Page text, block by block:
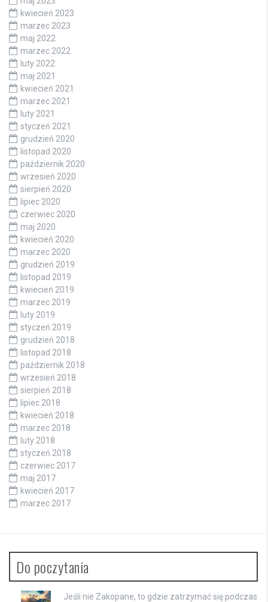
kwiecień 2023
marzec 2023
maj 2022
marzec 2022
luty 2022
maj 2021
kwiecień 2021
marzec 2021
luty 2021
styczeń 2021
grudzień 2020
listopad 2020
październik 2020
wrzesień 2020
sierpień 2020
lipiec 2020
czerwiec 2020
maj 2020
kwiecień 2020
marzec 2020
grudzień 2019
listopad 2019
kwiecień 2019
marzec 2019
luty 2019
styczeń 2019
grudzień 2018
listopad 2018
październik 2018
wrzesień 2018
sierpień 2018
lipiec 2018
kwiecień 2018
marzec 2018
luty 2018
styczeń 2018
czerwiec 2017
maj 2017
kwiecień 2017
marzec 2017
Do poczytania
Jeśli nie Zakopane, to gdzie zatrzymać się podczas